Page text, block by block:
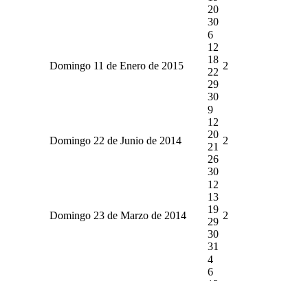
20
30
Domingo 11 de Enero de 2015
6
12
18
22
29
30
2
Domingo 22 de Junio de 2014
9
12
20
21
26
30
2
Domingo 23 de Marzo de 2014
12
13
19
29
30
31
2
4
6